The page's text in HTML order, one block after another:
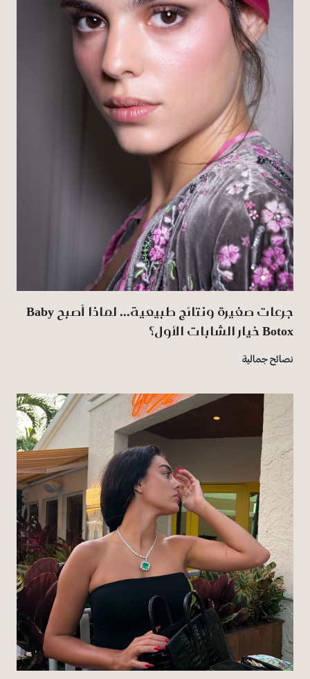
جرعات صغيرة ونتائج طبيعية... لماذا أصبح Baby
Botox خيار الشابات الأول؟
نصائح جمالية